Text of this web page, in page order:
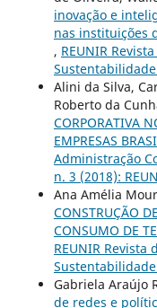
inovação e
nas instituições
, REUNIR
Alini da Silva,
Roberto da
CORPORATIVA
EMPRESAS
Administração
n. 3 (2018):
Ana Amélia
CONSTRUÇÃO
CONSUMO DE
REUNIR
Gabriela Araújo
de redes e